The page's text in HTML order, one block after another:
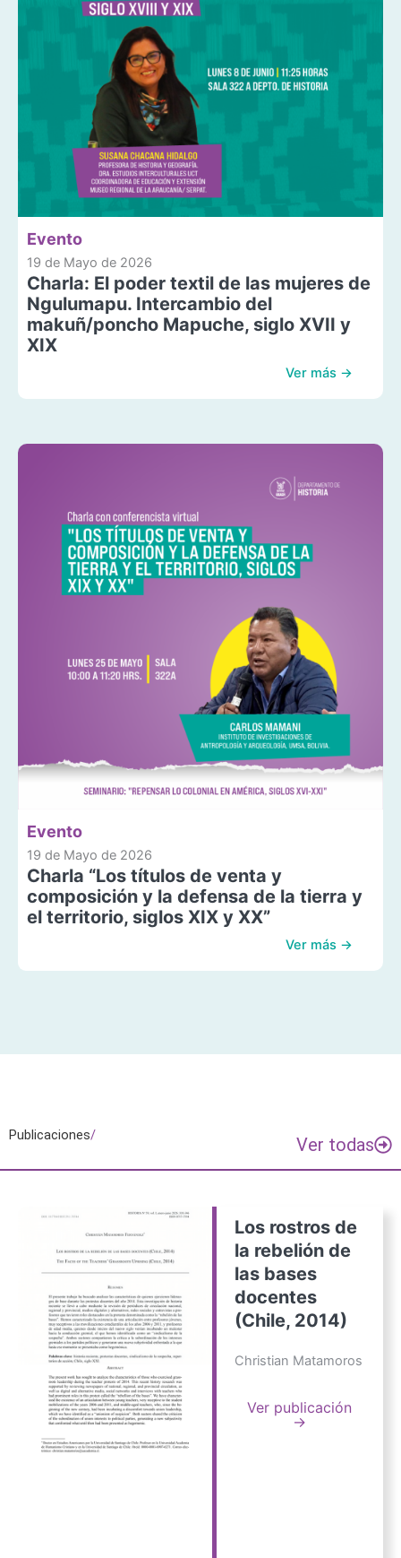
Evento
19 de Mayo de 2026
Charla: El poder textil de las mujeres de
Ngulumapu. Intercambio del
makuñ/poncho Mapuche, siglo XVII y
XIX
Ver más →
Evento
19 de Mayo de 2026
Charla “Los títulos de venta y
composición y la defensa de la tierra y
el territorio, siglos XIX y XX”
Ver más →
Publicaciones/ Ver todas
Los rostros de
la rebelión de
las bases
docentes
(Chile, 2014)
Christian Matamoros
Ver publicación
→